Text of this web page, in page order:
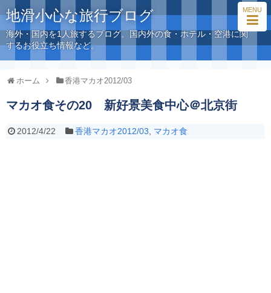
MENU
地滑小心な旅行ブログ
海外・国内を1人旅するブログ。国内外の食・ホテル・空港に関
するお役立ち情報など。
ホーム 香港マカオ2012/03
マカオ食その20 新好景美食中心＠北京街
2012/4/22 香港マカオ2012/03 マカオ食